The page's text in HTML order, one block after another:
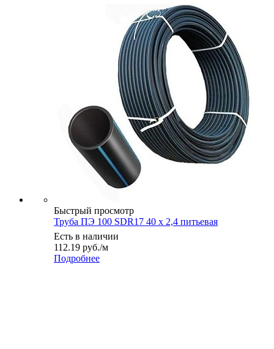
Быстрый просмотр
Труба ПЭ 100 SDR17 40 x 2,4 питьевая
Есть в наличии
112.19 руб./м
Подробнее